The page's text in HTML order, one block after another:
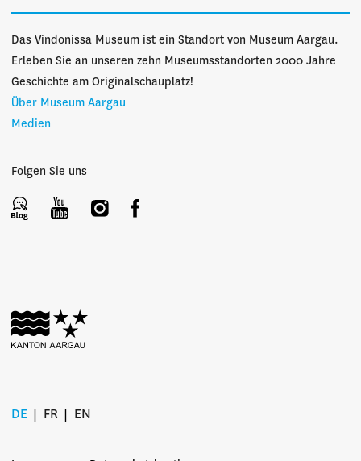
Das Vindonissa Museum ist ein Standort von Museum Aargau.
Erleben Sie an unseren zehn Museumsstandorten 2000 Jahre
Geschichte am Originalschauplatz!
Über Museum Aargau
Medien
Folgen Sie uns
DE FR EN